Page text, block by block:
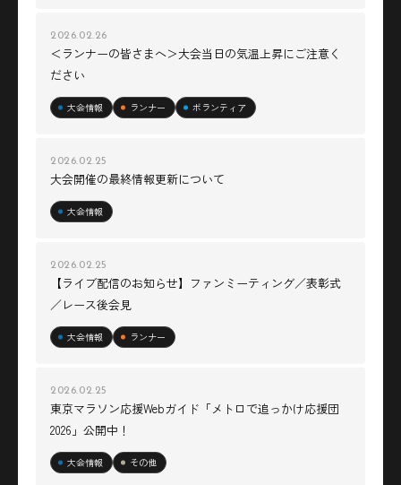
2026.02.26
＜ランナーの皆さまへ＞大会当日の気温上昇にご注意く
ださい
大会情報 ランナー ボランティア
2026.02.25
大会開催の最終情報更新について
大会情報
2026.02.25
【ライブ配信のお知らせ】ファンミーティング／表彰式
／レース後会見
大会情報 ランナー
2026.02.25
東京マラソン応援Webガイド「メトロで追っかけ応援団
2026」公開中！
大会情報 その他